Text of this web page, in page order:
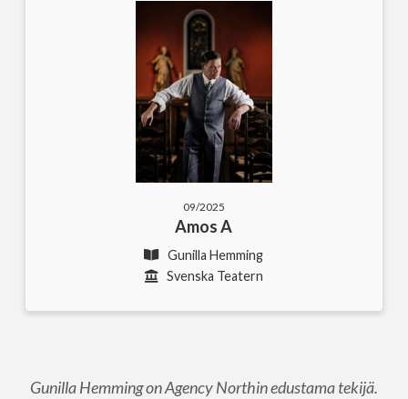
09/2025
Amos A
Gunilla Hemming
Svenska Teatern
Gunilla Hemming on Agency Northin edustama tekijä.